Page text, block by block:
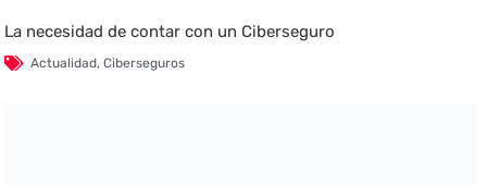
La necesidad de contar con un Ciberseguro
Actualidad,Ciberseguros